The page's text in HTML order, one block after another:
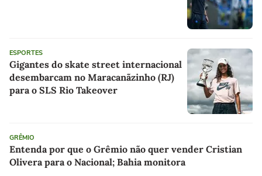
ESPORTES
Gigantes do skate street internacional
desembarcam no Maracanãzinho (RJ)
para o SLS Rio Takeover
GRÊMIO
Entenda por que o Grêmio não quer vender Cristian
Olivera para o Nacional; Bahia monitora